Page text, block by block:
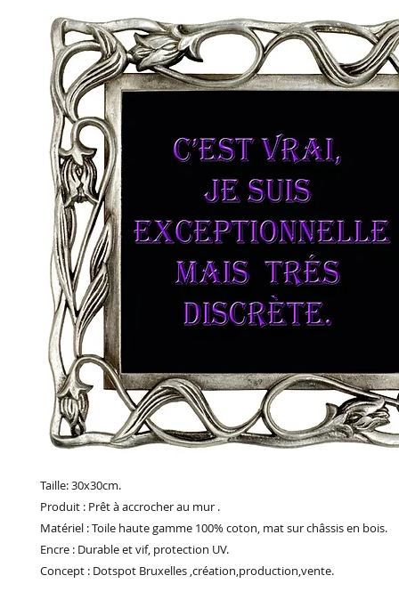
Taille: 30x30cm.
Produit : Prêt à accrocher au mur .
Matériel : Toile haute gamme 100% coton, mat sur châssis en bois.
Encre : Durable et vif, protection UV.
Concept : Dotspot Bruxelles ,création,production,vente.